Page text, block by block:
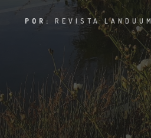
POR: REVISTA LANDUUM